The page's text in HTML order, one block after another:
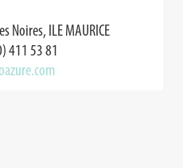
Noires, ILE MAURICE
411 53 81